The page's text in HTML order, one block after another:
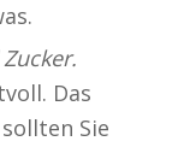
Das
Sie